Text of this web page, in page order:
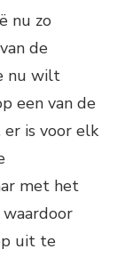
nu zo
de
nu wilt
een van de
er is voor elk
met het
uit te